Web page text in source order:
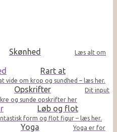
Skønhed
Læs alt om
Rart at
vide om krop og sundhed – læs her.
Opskrifter
Dit input
og sunde opskrifter her
Løb og flot
form og flot figur – læs her.
Yoga
Yoga er for